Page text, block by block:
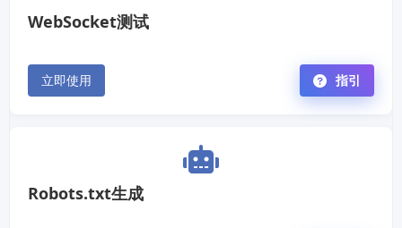
WebSocket测试
立即使用 指引
Robots.txt生成